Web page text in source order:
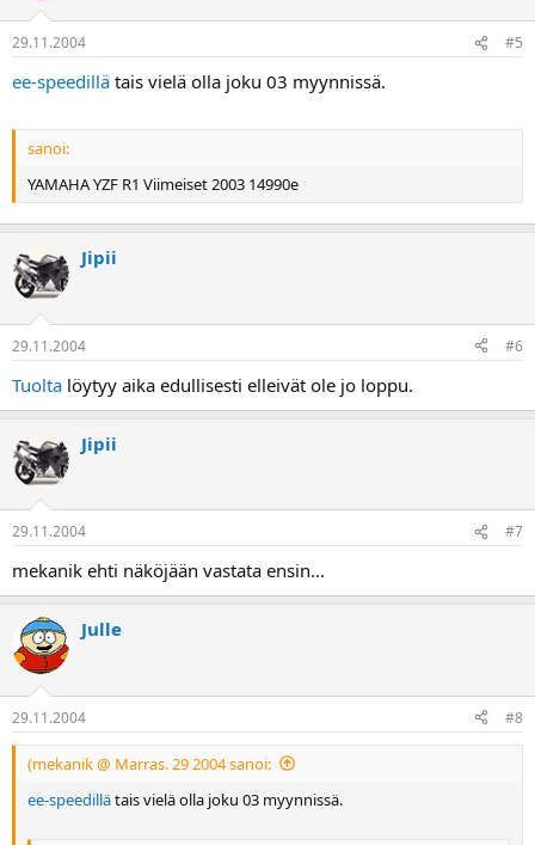
29.11.2004 #5
ee-speedillä tais vielä olla joku 03 myynnissä.
sanoi:
YAMAHA YZF R1 Viimeiset 2003 14990e
Jipii
29.11.2004 #6
Tuolta löytyy aika edullisesti elleivät ole jo loppu.
Jipii
29.11.2004 #7
mekanik ehti näköjään vastata ensin...
Julle
29.11.2004 #8
(mekanik @ Marras. 29 2004 sanoi:
ee-speedillätais vielä olla joku 03 myynnissä.